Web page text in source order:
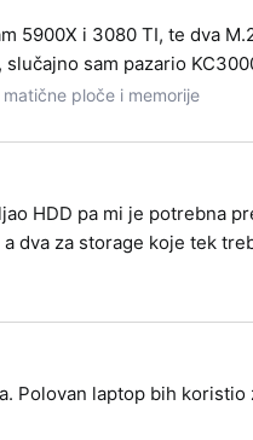
5900X i 3080 TI, te dva
sam pazario
matične ploče i memorije
HDD pa mi je potrebna
dva za storage koje tek
Polovan laptop bih